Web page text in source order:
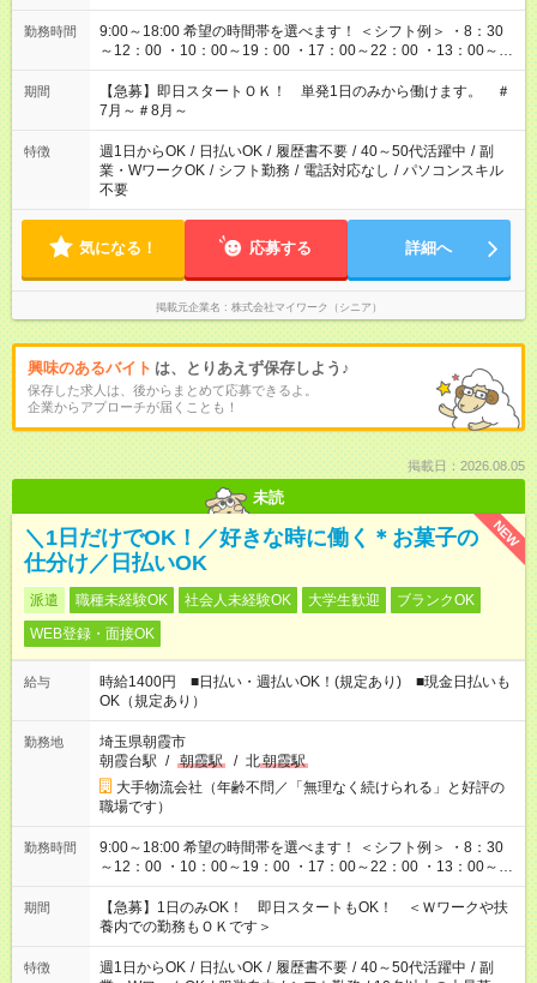
勤務時間
9:00～18:00 希望の時間帯を選べます！ ＜シフト例＞ ・8：30
～12：00 ・10：00～19：00 ・17：00～22：00 ・13：00～
22：00 ・22：00～翌6：00 など
期間
【急募】即日スタートＯＫ！ 単発1日のみから働けます。 ＃
7月～＃8月～
特徴 週1日からOK / 日払いOK / 履歴書不要 / 40～50代活躍中 / 副
業・WワークOK / シフト勤務 / 電話対応なし / パソコンスキル
不要
気になる！ 応募する 詳細へ
掲載元企業名 株式会社マイワーク（シニア）
興味のあるバイト は、とりあえず保存しよう♪
保存した求人は、後からまとめて応募できるよ。
企業からアプローチが届くことも！
掲載日：2026.08.05
未読
NEW
＼1日だけでOK！／好きな時に働く＊お菓子の
仕分け／日払いOK
派遣 職種未経験OK 社会人未経験OK 大学生歓迎
ブランクOK
WEB登録・面接OK
給与
時給1400円 ■日払い・週払いOK！(規定あり) ■現金日払いも
OK（規定あり）
勤務地
埼玉県朝霞市
朝霞台駅 / 朝霞駅 / 北朝霞駅
大手物流会社（年齢不問／「無理なく続けられる」と好評の
職場です）
勤務時間
9:00～18:00 希望の時間帯を選べます！ ＜シフト例＞ ・8：30
～12：00 ・10：00～19：00 ・17：00～22：00 ・13：00～
22：00 ・22：00～翌6：00 など
期間
【急募】1日のみOK！ 即日スタートもOK！ ＜Ｗワークや扶
養内での勤務もＯＫです＞
特徴 週1日からOK / 日払いOK / 履歴書不要 / 40～50代活躍中 / 副